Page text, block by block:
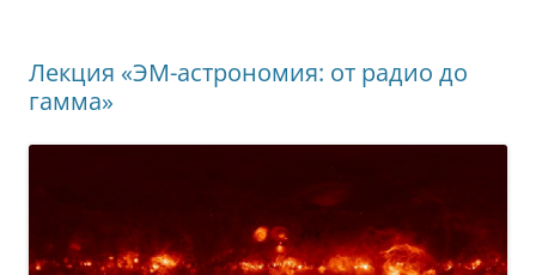
Лекция «ЭМ-астрономия: от радио до
гамма»